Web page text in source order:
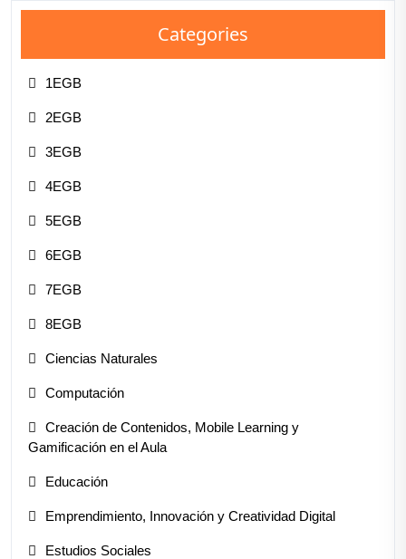
Categories
1EGB
2EGB
3EGB
4EGB
5EGB
6EGB
7EGB
8EGB
Ciencias Naturales
Computación
Creación de Contenidos, Mobile Learning y
Gamificación en el Aula
Educación
Emprendimiento, Innovación y Creatividad Digital
Estudios Sociales